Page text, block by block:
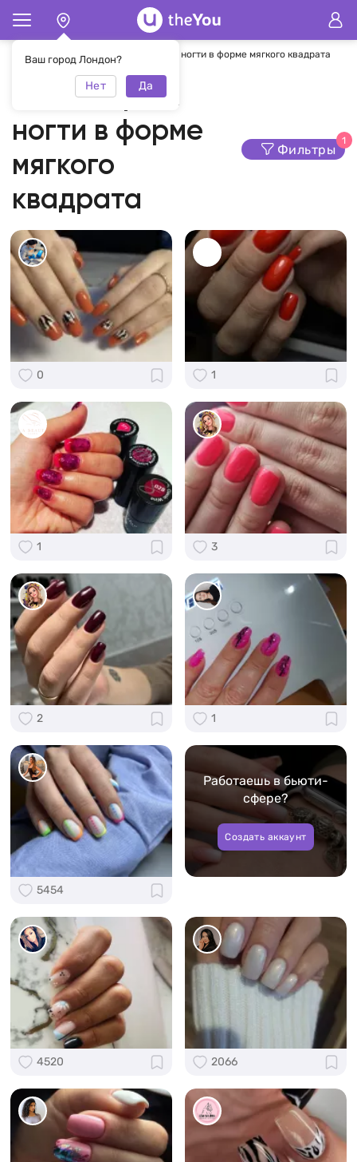
Ваш город Лондон?
Нет Да
Главная Маникюр Маникюр на ногти в форме мягкого квадрата
Маникюр на
ногти в форме
мягкого
квадрата
Фильтры
1
0 1
1 3
2 1
5454
Работаешь в бьюти-
сфере?
Создать аккаунт
4520 2066